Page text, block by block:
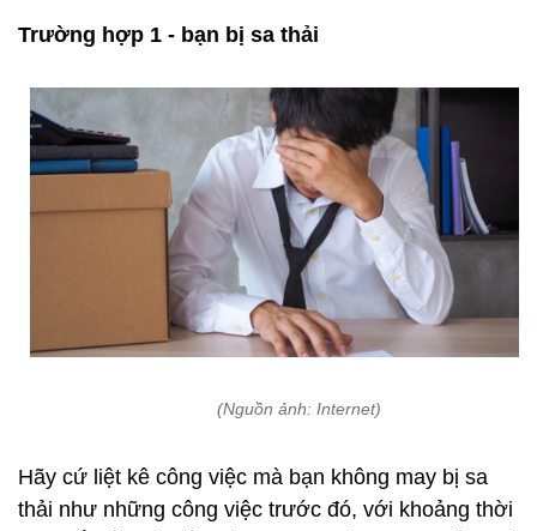
Trường hợp 1 - bạn bị sa thải
(Nguồn ảnh: Internet)
Hãy cứ liệt kê công việc mà bạn không may bị sa
thải như những công việc trước đó, với khoảng thời